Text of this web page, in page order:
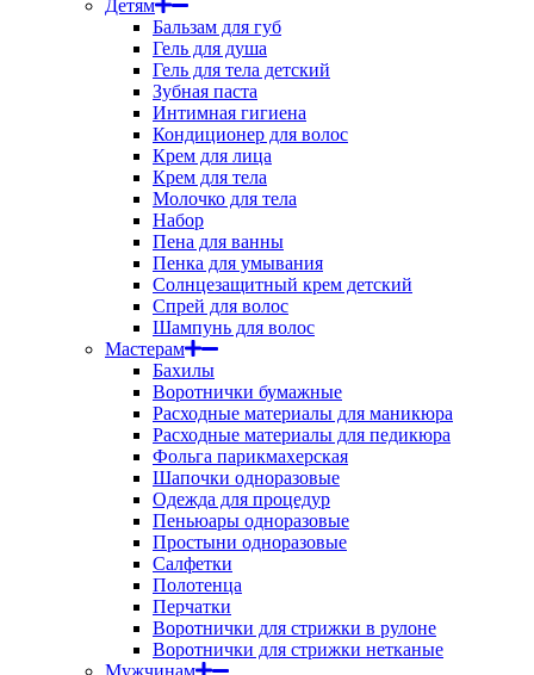
Детям
Бальзам для губ
Гель для душа
Гель для тела детский
Зубная паста
Интимная гигиена
Кондиционер для волос
Крем для лица
Крем для тела
Молочко для тела
Набор
Пена для ванны
Пенка для умывания
Солнцезащитный крем детский
Спрей для волос
Шампунь для волос
Мастерам
Бахилы
Воротнички бумажные
Расходные материалы для маникюра
Расходные материалы для педикюра
Фольга парикмахерская
Шапочки одноразовые
Одежда для процедур
Пеньюары одноразовые
Простыни одноразовые
Салфетки
Полотенца
Перчатки
Воротнички для стрижки в рулоне
Воротнички для стрижки нетканые
Мужчинам